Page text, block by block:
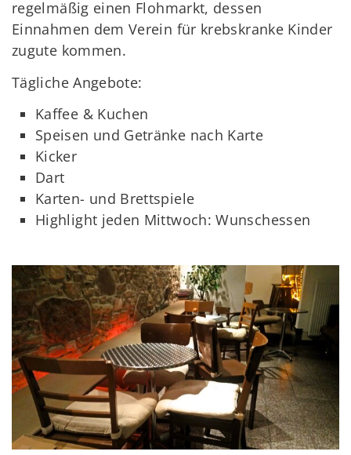
regelmäßig einen Flohmarkt, dessen
Einnahmen dem Verein für krebskranke Kinder
zugute kommen.
Tägliche Angebote:
Kaffee & Kuchen
Speisen und Getränke nach Karte
Kicker
Dart
Karten- und Brettspiele
Highlight jeden Mittwoch: Wunschessen